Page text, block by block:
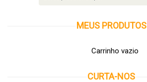
MEUS PRODUTOS
Carrinho vazio
CURTA-NOS